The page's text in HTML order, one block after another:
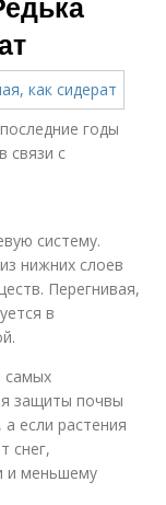
годы
связи с
систему.
нижних слоев
Перегнивая,
в
самых
защиты почвы
если растения
снег,
и меньшему